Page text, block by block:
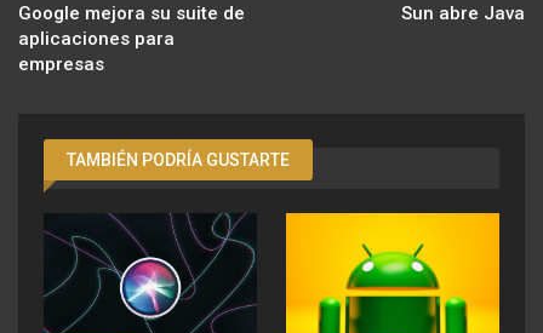
Google mejora su suite de
aplicaciones para
empresas
Sun abre Java
TAMBIÉN PODRÍA GUSTARTE